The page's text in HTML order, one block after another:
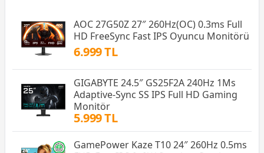
AOC 27G50Z 27″ 260Hz(OC) 0.3ms Full
HD FreeSync Fast IPS Oyuncu Monitörü
6.999 TL
GIGABYTE 24.5″ GS25F2A 240Hz 1Ms
Adaptive-Sync SS IPS Full HD Gaming
Monitör
5.999 TL
GamePower Kaze T10 24″ 260Hz 0.5ms